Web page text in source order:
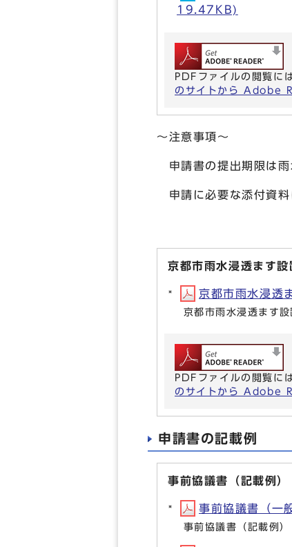
19.47KB)
PDFファイルの閲覧に
のサイトから Adobe
～注意事項～
申請書の提出期限は雨
申請に必要な添付資料
京都市雨水浸透ます設
京都市雨水浸透
京都市雨水浸透ます
PDFファイルの閲覧に
のサイトから Adobe
申請書の記載例
事前協議書（記載例）
事前協議書（一
事前協議書（記載例）